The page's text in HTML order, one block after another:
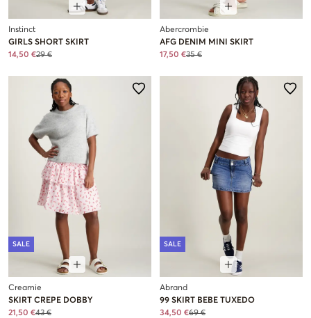
Instinct
GIRLS SHORT SKIRT
14,50 €29 €
Abercrombie
AFG DENIM MINI SKIRT
17,50 €35 €
SALE
Creamie
SKIRT CREPE DOBBY
21,50 €43 €
SALE
Abrand
99 SKIRT BEBE TUXEDO
34,50 €69 €